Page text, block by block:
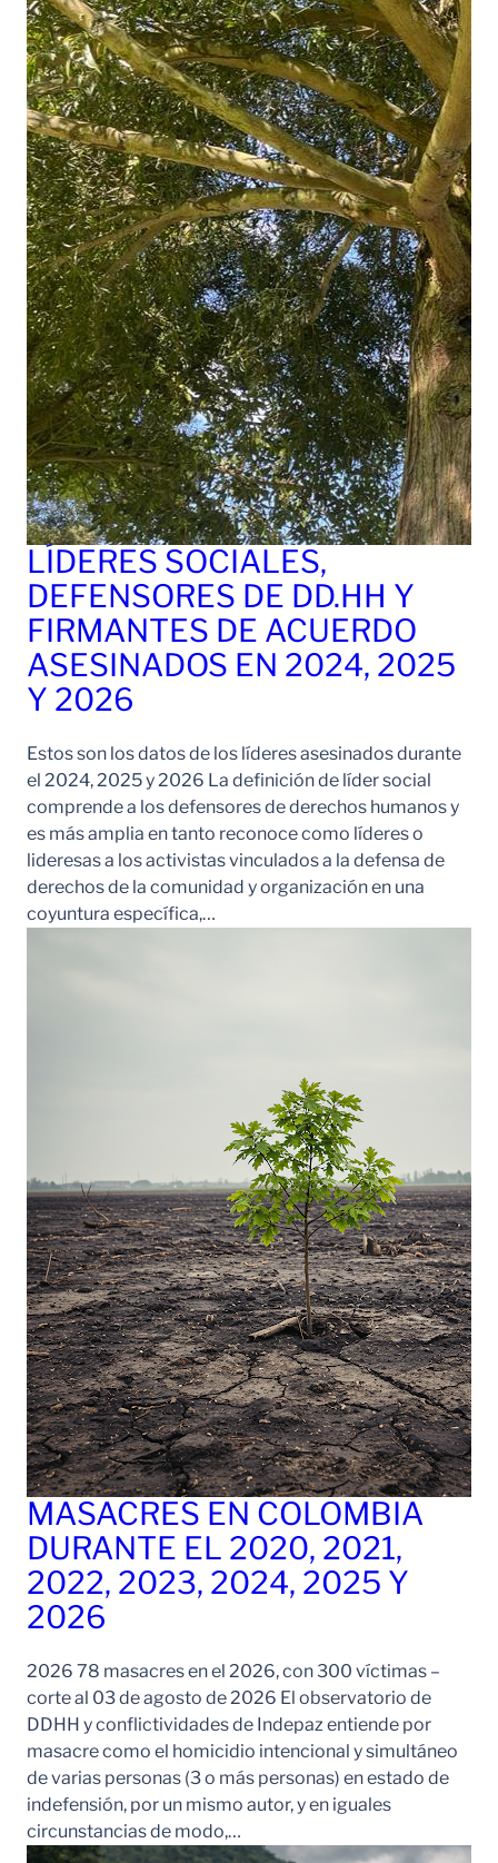
LÍDERES SOCIALES,
DEFENSORES DE DD.HH Y
FIRMANTES DE ACUERDO
ASESINADOS EN 2024, 2025
Y 2026
Estos son los datos de los líderes asesinados durante
el 2024, 2025 y 2026 La definición de líder social
comprende a los defensores de derechos humanos y
es más amplia en tanto reconoce como líderes o
lideresas a los activistas vinculados a la defensa de
derechos de la comunidad y organización en una
coyuntura específica,…
MASACRES EN COLOMBIA
DURANTE EL 2020, 2021,
2022, 2023, 2024, 2025 Y
2026
2026 78 masacres en el 2026, con 300 víctimas –
corte al 03 de agosto de 2026 El observatorio de
DDHH y conflictividades de Indepaz entiende por
masacre como el homicidio intencional y simultáneo
de varias personas (3 o más personas) en estado de
indefensión, por un mismo autor, y en iguales
circunstancias de modo,…